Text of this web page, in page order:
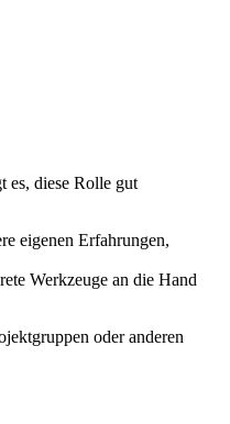
es, diese Rolle gut
eigenen Erfahrungen,
Werkzeuge an die Hand
oder anderen